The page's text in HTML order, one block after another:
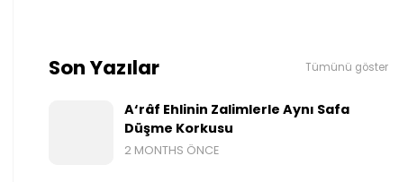
Son Yazılar Tümünü göster
A‘râf Ehlinin Zalimlerle Aynı Safa
Düşme Korkusu
2 MONTHS ÖNCE